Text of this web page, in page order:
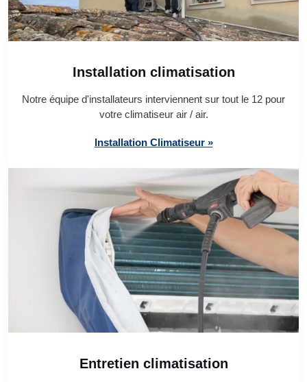
Installation climatisation
Notre équipe d'installateurs interviennent sur tout le 12 pour
votre climatiseur air / air.
Installation Climatiseur »
Entretien climatisation